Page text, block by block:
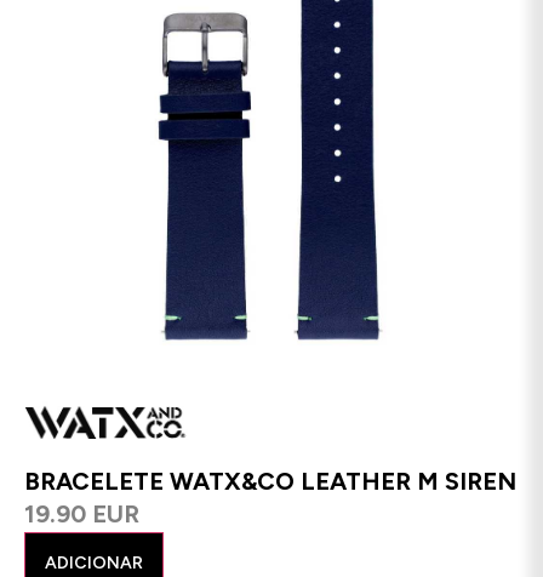
BRACELETE WATX&CO LEATHER M SIREN
19.90 EUR
ADICIONAR